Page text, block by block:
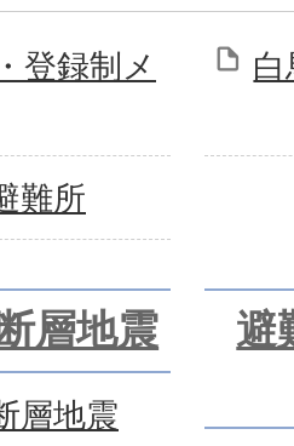
登録制メ
難所
層地震
層地震
避